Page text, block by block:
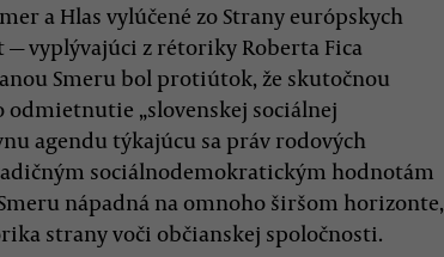
a Hlas vylúčené zo Strany európskych
vyplývajúci z rétoriky Roberta Fica
Smeru bol protiútok, že skutočnou
„slovenskej sociálnej
agendu týkajúcu sa práv rodových
sociálnodemokratickým hodnotám
nápadná na omnoho širšom horizonte,
strany voči občianskej spoločnosti.